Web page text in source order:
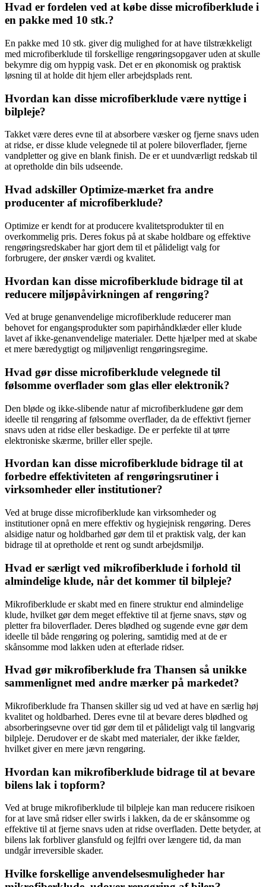
Hvad er fordelen ved at købe disse microfiberklude i
en pakke med 10 stk.?
En pakke med 10 stk. giver dig mulighed for at have tilstrækkeligt
med microfiberklude til forskellige rengøringsopgaver uden at skulle
bekymre dig om hyppig vask. Det er en økonomisk og praktisk
løsning til at holde dit hjem eller arbejdsplads rent.
Hvordan kan disse microfiberklude være nyttige i
bilpleje?
Takket være deres evne til at absorbere væsker og fjerne snavs uden
at ridse, er disse klude velegnede til at polere biloverflader, fjerne
vandpletter og give en blank finish. De er et uundværligt redskab til
at opretholde din bils udseende.
Hvad adskiller Optimize-mærket fra andre
producenter af microfiberklude?
Optimize er kendt for at producere kvalitetsprodukter til en
overkommelig pris. Deres fokus på at skabe holdbare og effektive
rengøringsredskaber har gjort dem til et pålideligt valg for
forbrugere, der ønsker værdi og kvalitet.
Hvordan kan disse microfiberklude bidrage til at
reducere miljøpåvirkningen af rengøring?
Ved at bruge genanvendelige microfiberklude reducerer man
behovet for engangsprodukter som papirhåndklæder eller klude
lavet af ikke-genanvendelige materialer. Dette hjælper med at skabe
et mere bæredygtigt og miljøvenligt rengøringsregime.
Hvad gør disse microfiberklude velegnede til
følsomme overflader som glas eller elektronik?
Den bløde og ikke-slibende natur af microfiberkludene gør dem
ideelle til rengøring af følsomme overflader, da de effektivt fjerner
snavs uden at ridse eller beskadige. De er perfekte til at tørre
elektroniske skærme, briller eller spejle.
Hvordan kan disse microfiberklude bidrage til at
forbedre effektiviteten af rengøringsrutiner i
virksomheder eller institutioner?
Ved at bruge disse microfiberklude kan virksomheder og
institutioner opnå en mere effektiv og hygiejnisk rengøring. Deres
alsidige natur og holdbarhed gør dem til et praktisk valg, der kan
bidrage til at opretholde et rent og sundt arbejdsmiljø.
Hvad er særligt ved mikrofiberklude i forhold til
almindelige klude, når det kommer til bilpleje?
Mikrofiberklude er skabt med en finere struktur end almindelige
klude, hvilket gør dem meget effektive til at fjerne snavs, støv og
pletter fra biloverflader. Deres blødhed og sugende evne gør dem
ideelle til både rengøring og polering, samtidig med at de er
skånsomme mod lakken uden at efterlade ridser.
Hvad gør mikrofiberklude fra Thansen så unikke
sammenlignet med andre mærker på markedet?
Mikrofiberklude fra Thansen skiller sig ud ved at have en særlig høj
kvalitet og holdbarhed. Deres evne til at bevare deres blødhed og
absorberingsevne over tid gør dem til et pålideligt valg til langvarig
bilpleje. Derudover er de skabt med materialer, der ikke fælder,
hvilket giver en mere jævn rengøring.
Hvordan kan mikrofiberklude bidrage til at bevare
bilens lak i topform?
Ved at bruge mikrofiberklude til bilpleje kan man reducere risikoen
for at lave små ridser eller swirls i lakken, da de er skånsomme og
effektive til at fjerne snavs uden at ridse overfladen. Dette betyder, at
bilens lak forbliver glansfuld og fejlfri over længere tid, da man
undgår irreversible skader.
Hvilke forskellige anvendelsesmuligheder har